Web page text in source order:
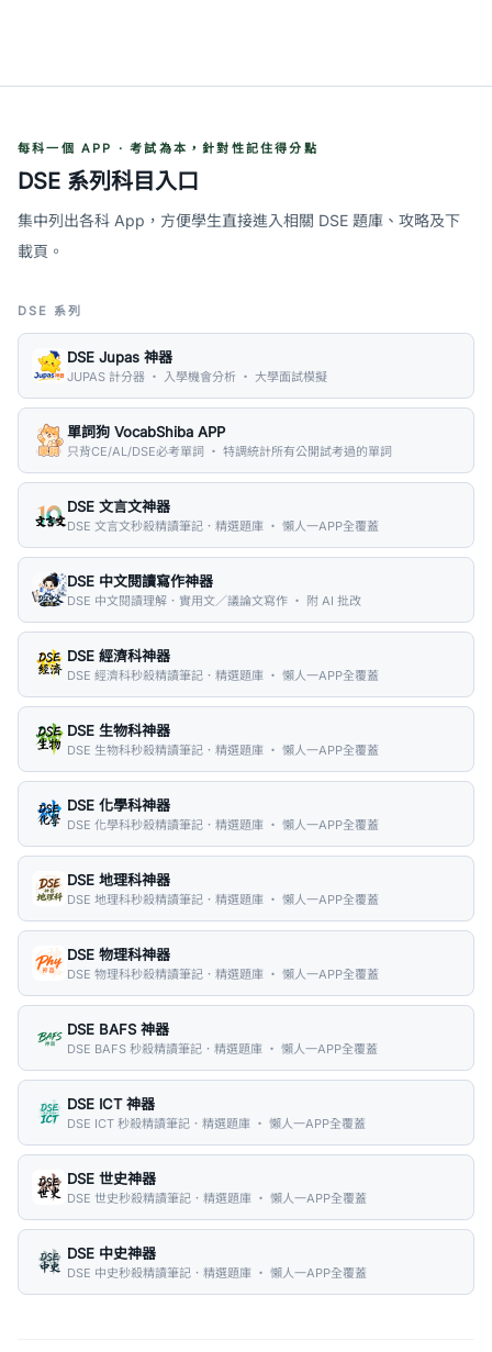
每科一個 APP · 考試為本，針對性記住得分點
DSE 系列科目入口
集中列出各科 App，方便學生直接進入相關 DSE 題庫、攻略及下
載頁。
DSE 系列
DSE Jupas 神器
JUPAS 計分器 ・ 入學機會分析 ・ 大學面試模擬
單詞狗 VocabShiba APP
只背CE/AL/DSE必考單詞 ・ 特調統計所有公開試考過的單詞
DSE 文言文神器
DSE 文言文秒殺精讀筆記．精選題庫 ・ 懶人一APP全覆蓋
DSE 中文閱讀寫作神器
DSE 中文閱讀理解．實用文／議論文寫作 ・ 附 AI 批改
DSE 經濟科神器
DSE 經濟科秒殺精讀筆記．精選題庫 ・ 懶人一APP全覆蓋
DSE 生物科神器
DSE 生物科秒殺精讀筆記．精選題庫 ・ 懶人一APP全覆蓋
DSE 化學科神器
DSE 化學科秒殺精讀筆記．精選題庫 ・ 懶人一APP全覆蓋
DSE 地理科神器
DSE 地理科秒殺精讀筆記．精選題庫 ・ 懶人一APP全覆蓋
DSE 物理科神器
DSE 物理科秒殺精讀筆記．精選題庫 ・ 懶人一APP全覆蓋
DSE BAFS 神器
DSE BAFS 秒殺精讀筆記．精選題庫 ・ 懶人一APP全覆蓋
DSE ICT 神器
DSE ICT 秒殺精讀筆記．精選題庫 ・ 懶人一APP全覆蓋
DSE 世史神器
DSE 世史秒殺精讀筆記．精選題庫 ・ 懶人一APP全覆蓋
DSE 中史神器
DSE 中史秒殺精讀筆記．精選題庫 ・ 懶人一APP全覆蓋